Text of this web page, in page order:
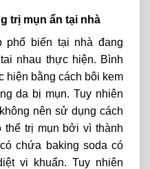
trị mụn ẩn tại nhà
phổ biến tại nhà đang
nhau thực hiện. Bình
bằng cách bôi kem
da bị mụn. Tuy nhiên
nên sử dụng cách
thể trị mụn bởi vì thành
chứa baking soda có
vi khuẩn. Tuy nhiên